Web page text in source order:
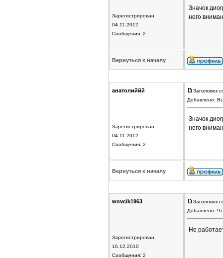
Зарегистрирован:
04.11.2012
Сообщения: 2
Значок
него
Вернуться к началу
анатолиййй
Зарегистрирован:
04.11.2012
Сообщения: 2
Заголовок
Добавлено:
Значок
него
Вернуться к началу
wovcik1963
Зарегистрирован:
16.12.2010
Сообщения: 2
Заголовок
Добавлено:
Не